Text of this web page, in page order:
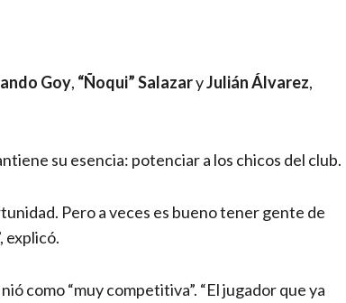
Goy, “Ñoqui” SalazaryJulián Álvarez,
su esencia: potenciar a los chicos del club.
Pero a veces es bueno tener gente de
explicó.
como “muy competitiva”. “El jugador que ya